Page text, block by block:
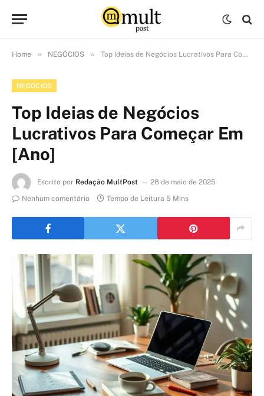
Home » NEGÓCIOS » Top Ideias de Negócios Lucrativos Para Começar Em [Ano]
NEGÓCIOS
Top Ideias de Negócios
Lucrativos Para Começar Em
[Ano]
Escrito por Redação MultPost
28 de maio de 2025
Nenhum comentário
Tempo de Leitura 5 Mins